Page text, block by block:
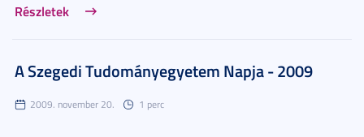
Részletek
A Szegedi Tudományegyetem Napja - 2009
2009. november 20. 1 perc